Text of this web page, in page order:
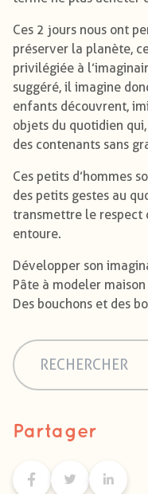
Ces 2 jours nous ont
préserver la planète,
privilégiée à
suggéré, il imagine
enfants découvrent,
objets du quotidien
des contenants sans
Ces petits d’hommes
des petits gestes au
transmettre le respect
entoure.
Développer son
Pâte à modeler maison
Des bouchons et des
Partager